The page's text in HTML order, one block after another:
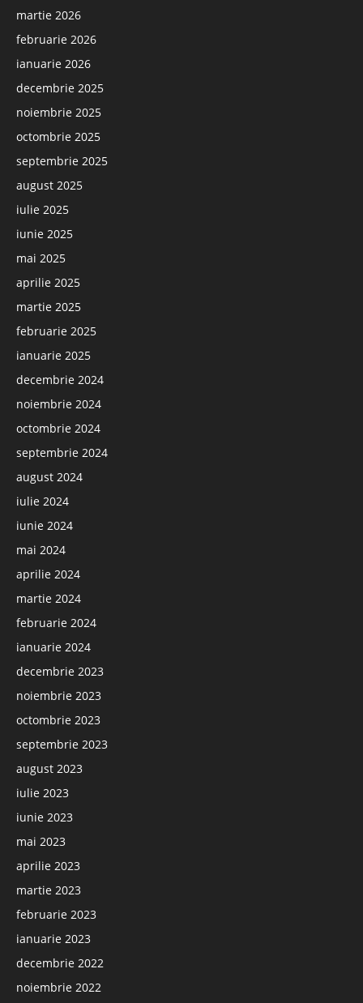
martie 2026
februarie 2026
ianuarie 2026
decembrie 2025
noiembrie 2025
octombrie 2025
septembrie 2025
august 2025
iulie 2025
iunie 2025
mai 2025
aprilie 2025
martie 2025
februarie 2025
ianuarie 2025
decembrie 2024
noiembrie 2024
octombrie 2024
septembrie 2024
august 2024
iulie 2024
iunie 2024
mai 2024
aprilie 2024
martie 2024
februarie 2024
ianuarie 2024
decembrie 2023
noiembrie 2023
octombrie 2023
septembrie 2023
august 2023
iulie 2023
iunie 2023
mai 2023
aprilie 2023
martie 2023
februarie 2023
ianuarie 2023
decembrie 2022
noiembrie 2022